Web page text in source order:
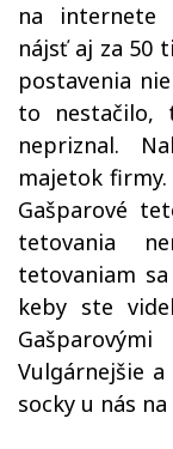
na internete
nájsť aj za 50
postavenia
to nestačilo,
nepriznal.
majetok
Gašparové
tetovania
tetovaniam
keby ste
Vulgárnejšie
socky u nás